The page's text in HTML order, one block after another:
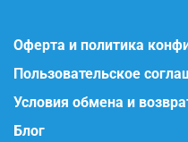
Оферта и политика
Пользовательское
Условия обмена и
Блог